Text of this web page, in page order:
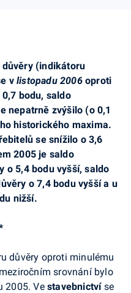
(indikátoru
v listopadu 2006 oproti
bodu, saldo
nepatrně zvýšilo (o 0,1
historického maxima.
se snížilo o 3,6
2005 je saldo
o 5,4 bodu vyšší, saldo
o 7,4 bodu vyšší a u
nižší.
důvěry oproti minulému
srovnání bylo
2005. Ve stavebnictví se